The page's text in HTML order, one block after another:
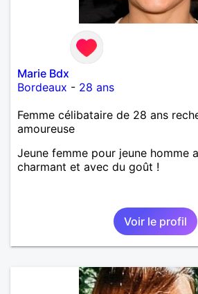
Marie Bdx
Bordeaux - 28 ans
Femme célibataire de 28 ans
amoureuse
Jeune femme pour jeune homme
charmant et avec du goût !
Voir le profil